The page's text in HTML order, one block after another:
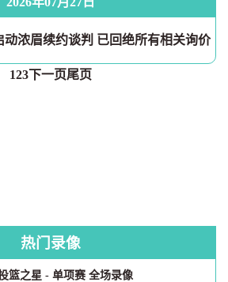
动浓眉续约谈判 已回绝所有相关询价
123下一页尾页
热门录像
篮之星 - 单项赛 全场录像